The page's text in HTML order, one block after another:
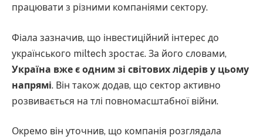
працювати з різними компаніями сектору.
Фіала зазначив, що інвестиційний інтерес до
українського miltech зростає. За його словами,
Україна вже є одним зі світових лідерів у цьому
напрямі. Він також додав, що сектор активно
розвивається на тлі повномасштабної війни.
Окремо він уточнив, що компанія розглядала